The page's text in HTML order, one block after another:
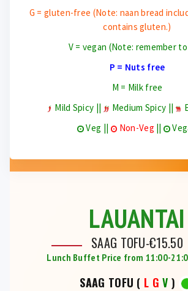
G = gluten-free (Note: naan bread
contains gluten.)
V = vegan (Note: remember
P = Nuts free
M = Milk free
Mild Spicy ||
Medium Spicy ||
Veg ||
Non-Veg ||
LAUANTAI
SAAG TOFU-€15.50
Lunch Buffet Price from 11:00-
SAAG TOFU ( L G V )